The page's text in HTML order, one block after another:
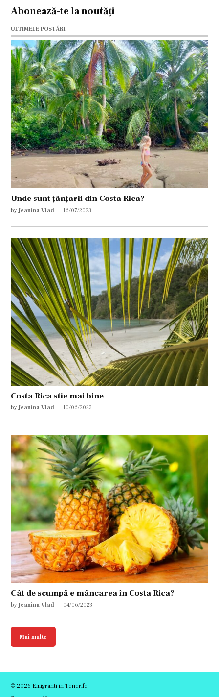
Abonează-te la noutăți
ULTIMELE POSTĂRI
Unde sunt țânțarii din Costa Rica?
by Jeanina Vlad 16/07/2023
Costa Rica stie mai bine
by Jeanina Vlad 10/06/2023
Cât de scumpă e mâncarea în Costa Rica?
by Jeanina Vlad 04/06/2023
Mai multe
© 2026 Emigranti in Tenerife